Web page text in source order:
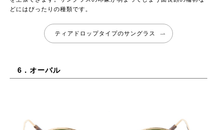
どにはぴったりの種類です。
ティアドロップタイプのサングラス
6．オーバル